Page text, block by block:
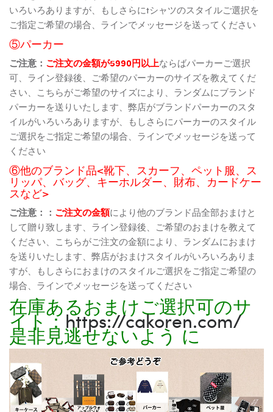
いろいろありますが、もしさらにtシャツのスタイルご選択を
ご指定ご希望の場合、ラインでメッセージを送ってください
⑤パーカー
ご注意： ご注文の金額が5990円以上ならばパーカーご選択
可、ライン登録後、ご希望のパーカーのサイズを教えてくだ
さい、こちらがご希望のサイズにより、ランダムにブランド
パーカーを送りいたします、弊店がブランドパーカーのスタ
イルがいろいろありますが、もしさらにパーカーのスタイル
ご選択をご指定ご希望の場合、ラインでメッセージを送って
ください
⑥他のブランド品<靴下、スカーフ、ペット服、ス
リッパ、バッグ、キーホルダー、財布、カードケー
スなど>
ご注意：： ご注文の金額により他のブランド品全部おまけと
して贈り致します、ライン登録後、ご希望のおまけを教えて
ください、こちらがご注文の金額により、ランダムにおまけ
を送りいたします、弊店がおまけスタイルがいろいろありま
すが、もしさらにおまけのスタイルご選択をご指定ご希望の
場合、ラインでメッセージを送ってください
在庫あるおまけご選択可のサ
イト：https://cakoren.com/
是非見逃せないよう に